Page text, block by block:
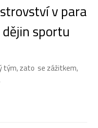
v para
dějin sportu
tým, zato se zážitkem,